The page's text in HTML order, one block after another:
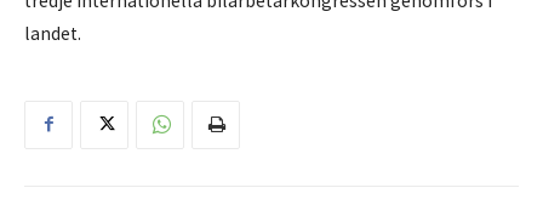
landet.